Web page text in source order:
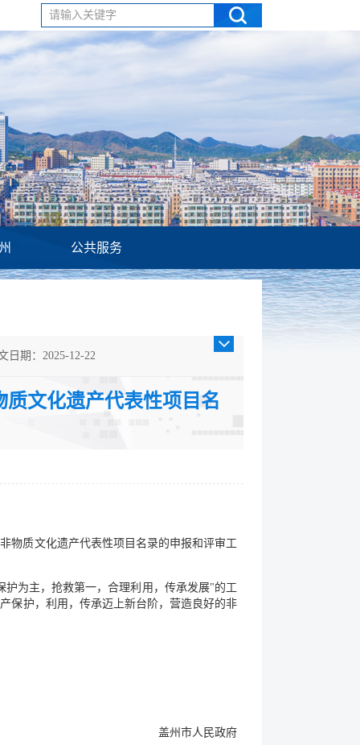
请输入关键字
公共服务
日期：2025-12-22
文化遗产代表性项目名
物质文化遗产代表性项目名录的申报和评审工
为主，抢救第一，合理利用，传承发展"的工
保护，利用，传承迈上新台阶，营造良好的非
盖州市人民政府